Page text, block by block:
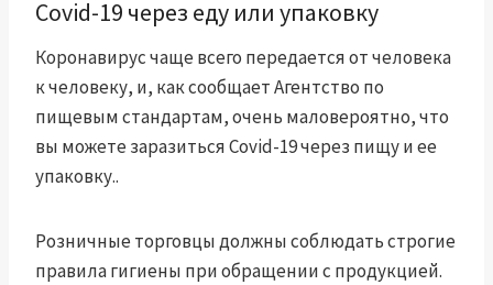
Covid-19 через еду или упаковку
Коронавирус чаще всего передается от человека
к человеку, и, как сообщает Агентство по
пищевым стандартам,очень маловероятно, что
вы можете заразиться Covid-19 через пищу и ее
упаковку..
Розничные торговцы должны соблюдать строгие
правила гигиены при обращении с продукцией.